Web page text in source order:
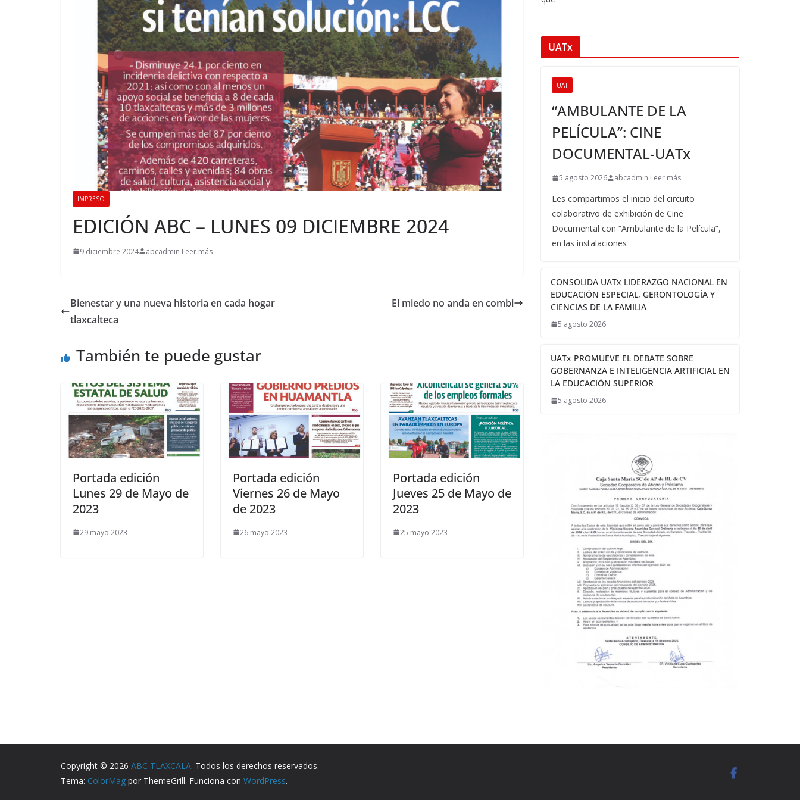
IMPRESO
EDICIÓN ABC – LUNES 09 DICIEMBRE 2024
9 diciembre 2024 abcadmin Leer más
Bienestar y una nueva historia en cada hogar
tlaxcalteca
El miedo no anda en combi
También te puede gustar
Portada edición
Lunes 29 de Mayo de
2023
29 mayo 2023
Portada edición
Viernes 26 de Mayo
de 2023
26 mayo 2023
Portada edición
Jueves 25 de Mayo de
2023
25 mayo 2023
UATx
UAT
“AMBULANTE DE LA
PELÍCULA”: CINE
DOCUMENTAL-UATx
5 agosto 2026 abcadmin Leer más
Les compartimos el inicio del circuito
colaborativo de exhibición de Cine
Documental con “Ambulante de la Película”,
en las instalaciones
CONSOLIDA UATx LIDERAZGO NACIONAL EN
EDUCACIÓN ESPECIAL, GERONTOLOGÍA Y
CIENCIAS DE LA FAMILIA
5 agosto 2026
UATx PROMUEVE EL DEBATE SOBRE
GOBERNANZA E INTELIGENCIA ARTIFICIAL EN
LA EDUCACIÓN SUPERIOR
5 agosto 2026
Copyright © 2026 ABC TLAXCALA. Todos los derechos reservados.
Tema: ColorMag por ThemeGrill. Funciona con WordPress.